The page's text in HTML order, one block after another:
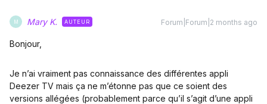
M Mary K. AUTEUR Forum|Forum|2 months ago
Bonjour,
Je n’ai vraiment pas connaissance des différentes appli
Deezer TV mais ça ne m’étonne pas que ce soient des
versions allégées (probablement parce qu’il s’agit d’une appli